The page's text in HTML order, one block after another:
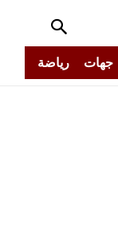
جهات رياضة